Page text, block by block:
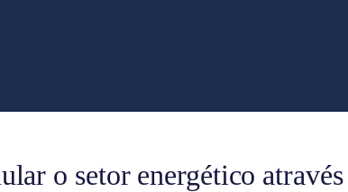
o setor energético através